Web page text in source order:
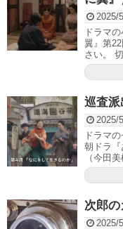
2025/
ドラマ
翼』第
さい。
巡査派
2025/
ドラマ
朝ドラ
（今田
次郎の
2025/